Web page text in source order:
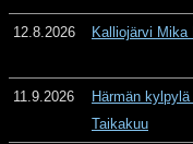
12.8.2026 Kalliojärvi
11.9.2026
Härmän
Taikakuu